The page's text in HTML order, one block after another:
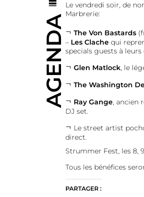
Le vendredi soir, de
Marbrerie:
The Von Bastards
– Les Clachequi
specials guests à leurs
Glen Matlock, le
The Washington
Ray Gange, ancien
DJ set.
Le street artist
direct.
Strummer Fest, les 8,
Tous les bénéfices
PARTAGER :
AGENDA